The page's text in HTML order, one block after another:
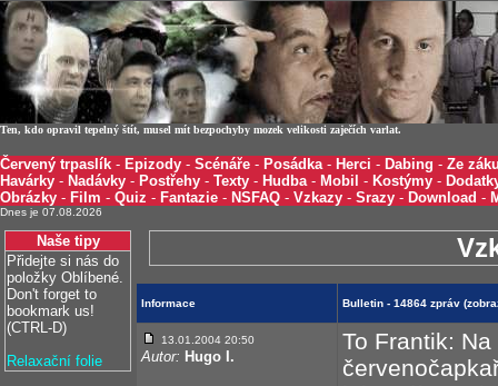
Ten, kdo opravil tepelný štít, musel mít bezpochyby mozek velikosti zaječích varlat.
Červený trpaslík - Epizody - Scénáře - Posádka- Herci - Dabing - Ze
Havárky - Nadávky - Postřehy - Texty - Hudba- Mobil - Kostýmy -
Obrázky - Film - Quiz - Fantazie - NSFAQ - Vzkazy - Srazy - Download -
Dnes je 07.08.2026
Naše tipy
Přidejte si nás do
položky Oblíbené.
Don't forget to
bookmark us!
(CTRL-D)
Relaxační folie
Informace Bulletin - 14864 zpráv
13.01.2004 20:50
Autor: Hugo I.
To Frantik: